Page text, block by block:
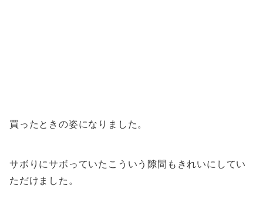
買ったときの姿になりました。
サボりにサボっていたこういう隙間もきれいにしてい
ただけました。